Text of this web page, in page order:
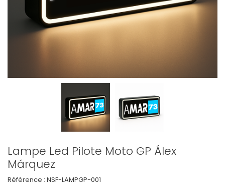
Lampe Led Pilote Moto GP Álex
Márquez
Référence : NSF-LAMPGP-001